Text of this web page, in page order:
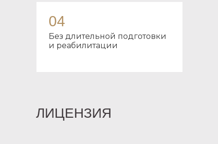
04
Без длительной подготовки
и реабилитации
ЛИЦЕНЗИЯ